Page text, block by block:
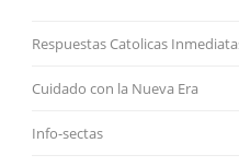
Respuestas Catolicas
Cuidado con la Nueva Era
Info-sectas